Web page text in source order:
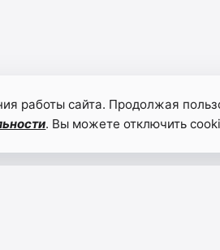
работы сайта. Продолжая
. Вы можете отключить